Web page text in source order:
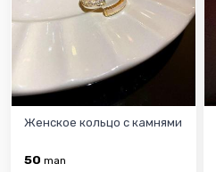
Женское кольцо с камнями
50 man